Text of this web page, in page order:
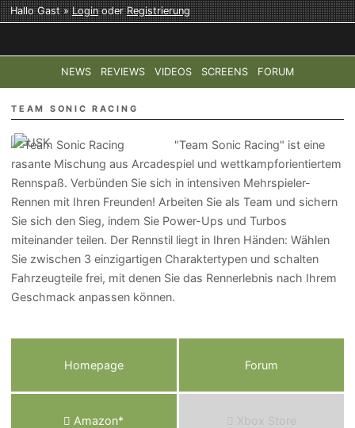
Hallo Gast »LoginoderRegistrierung
NEWS REVIEWS VIDEOS SCREENS FORUM
TOP-THEMEN: COD: MODERN WARFARE 4 HALO:
TEAM SONIC RACING
"Team Sonic Racing" ist eine
rasante Mischung aus Arcadespiel und wettkampforientiertem
Rennspaß. Verbünden Sie sich in intensiven Mehrspieler-
Rennen mit Ihren Freunden! Arbeiten Sie als Team und sichern
Sie sich den Sieg, indem Sie Power-Ups und Turbos
miteinander teilen. Der Rennstil liegt in Ihren Händen: Wählen
Sie zwischen 3 einzigartigen Charaktertypen und schalten
Fahrzeugteile frei, mit denen Sie das Rennerlebnis nach Ihrem
Geschmack anpassen können.
Homepage Forum
Amazon* Xbox Store